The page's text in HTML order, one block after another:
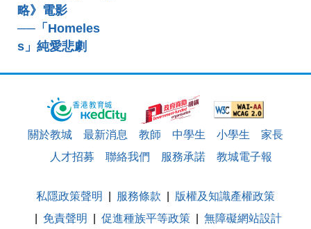
略》電影
──「Homeles
s」純愛悲劇
關於教城 最新消息 教師 中學生 小學生
家長
人才招募
聯絡我們 服務承諾 教城電子報
私隱政策聲明 服務條款
版權及知識產權政策
免責聲明
促進種族平等政策 無障礙網站設計